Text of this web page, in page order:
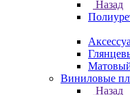
Назад
Виниловые
Назад